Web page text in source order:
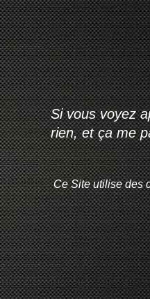
Si vous voyez
rien, et ça me
Ce Site utilise des